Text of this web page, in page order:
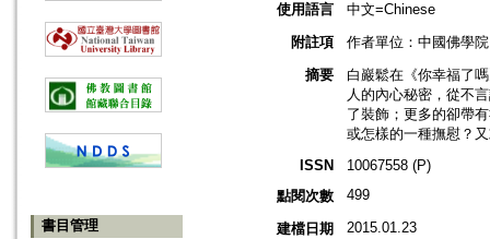
書目管理
使用語言
中文=Chinese
附註項
作者單位：中國佛學
摘要
白巖鬆在《你幸福了
人的內心秘密，從不
了裝飾；更多的卻帶
或怎樣的一種撫慰？
ISSN
10067558 (P)
點閱次數
499
建檔日期 2015.01.23